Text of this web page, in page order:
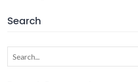
Search
Search
for: